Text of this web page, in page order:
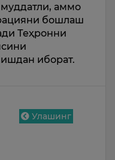
аммо
бошлаш
Теҳронни
иборат.
Улашинг